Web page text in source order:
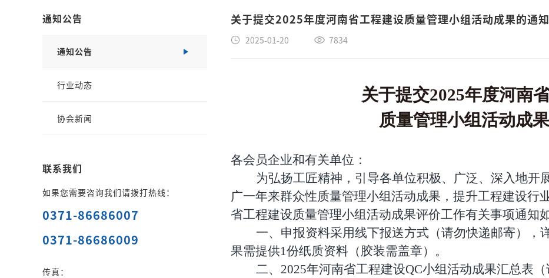
通知公告
通知公告
行业动态
协会新闻
联系我们
如果您需要咨询我们请拨打热线：
0371-86686007
0371-86686009
传真：
关于提交2025年度河南省工程建设质量管理小组活动成果的通知
2025-01-20 7834
关于提交2025年度河南
质量管理小组活动成
各会员企业和有关单位：
为弘扬工匠精神，引导各单位积极、广泛、深入地开
广一年来群众性质量管理小组活动成果，提升工程建设行
省工程建设质量管理小组活动成果评价工作有关事项通知
一、申报资料采用线下报送方式（请勿快递邮寄），
果需提供1份纸质资料（胶装需盖章）。
二、 2025年河南省工程建设QC小组活动成果汇总表